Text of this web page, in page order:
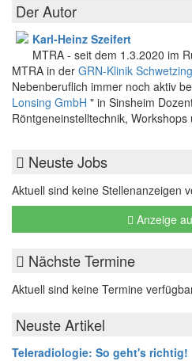
Der Autor
Karl-Heinz Szeifert
MTRA - seit dem 1.3.2020 im
MTRA in der GRN-Klinik
Nebenberuflich immer noch aktiv
Lonsing GmbH " in Sinsheim
Röntgeneinstelltechnik, Workshops
Neuste Jobs
Aktuell sind keine Stellenanzeigen
Anzeige
Nächste Termine
Aktuell sind keine Termine
Neuste Artikel
Teleradiologie: So geht's richtig!